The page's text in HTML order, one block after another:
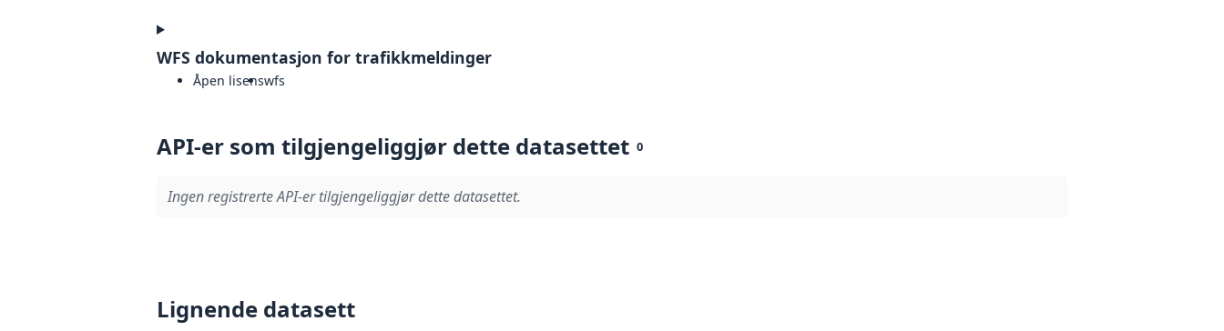
WFS dokumentasjon for trafikkmeldinger
Åpen lisenswfs
API-er som tilgjengeliggjør dette datasettet 0
Ingen registrerte API-er tilgjengeliggjør dette datasettet.
Lignende datasett